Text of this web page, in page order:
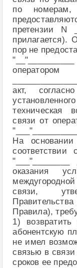
по
претензии N
прилагается).
пор не
акт,
техническая
связи от
На
оказания
связи,
Правила),
1)
абонентскую
не имел
связью в
сроков ее